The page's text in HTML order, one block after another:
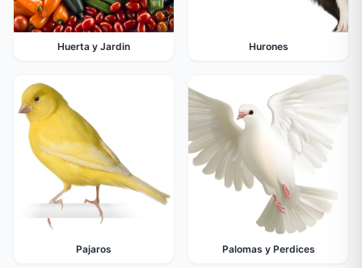
Huerta y Jardin Hurones
Pajaros Palomas y Perdices